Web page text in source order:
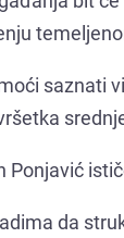
saznati
Ponjavić
da